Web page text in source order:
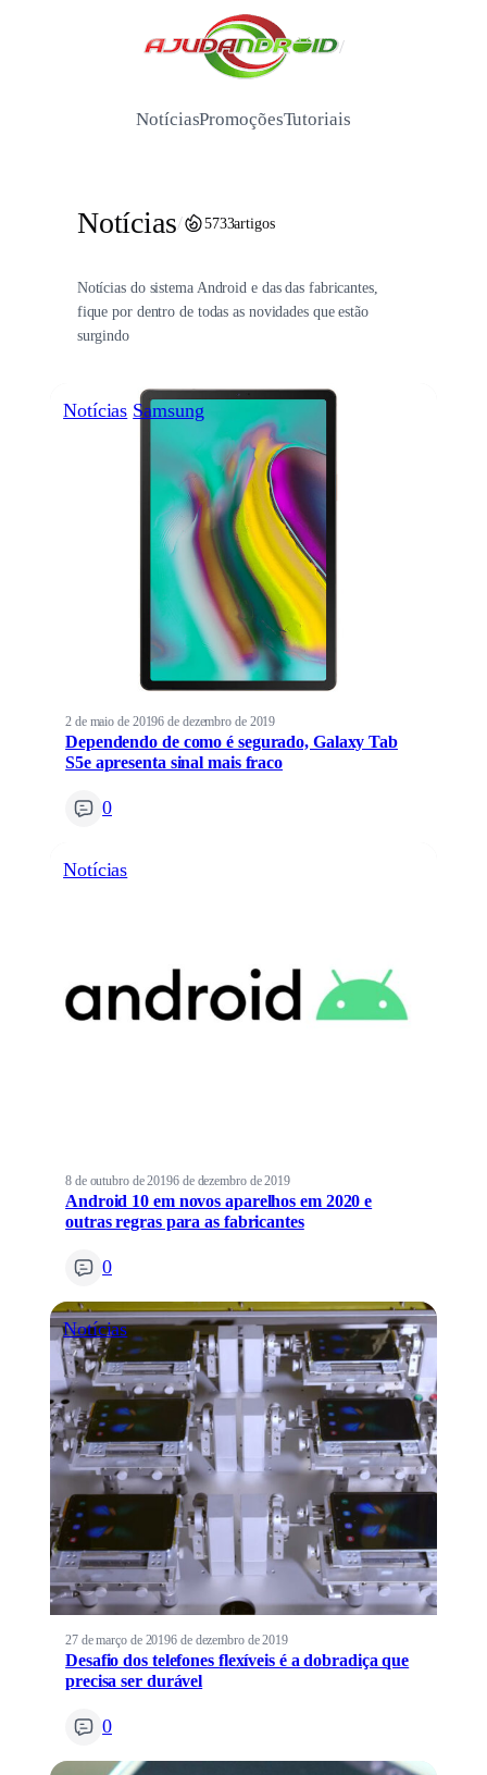
/
NotíciasPromoçõesTutoriais
Notícias/ 5733artigos
Notícias do sistema Android e das das fabricantes,
fique por dentro de todas as novidades que estão
surgindo
Notícias Samsung
2 de maio de 20196 de dezembro de 2019
Dependendo de como é segurado, Galaxy Tab
S5e apresenta sinal mais fraco
0
Notícias
8 de outubro de 20196 de dezembro de 2019
Android 10 em novos aparelhos em 2020 e
outras regras para as fabricantes
0
Notícias
27 de março de 20196 de dezembro de 2019
Desafio dos telefones flexíveis é a dobradiça que
precisa ser durável
0